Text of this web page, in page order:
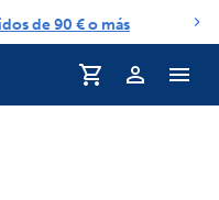
de 90 € o más
Perfil